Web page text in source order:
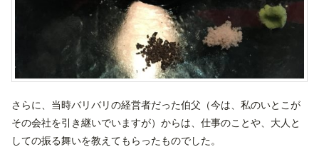
さらに、当時バリバリの経営者だった伯父（今は、私のいとこが
その会社を引き継いでいますが）からは、仕事のことや、大人と
しての振る舞いを教えてもらったものでした。